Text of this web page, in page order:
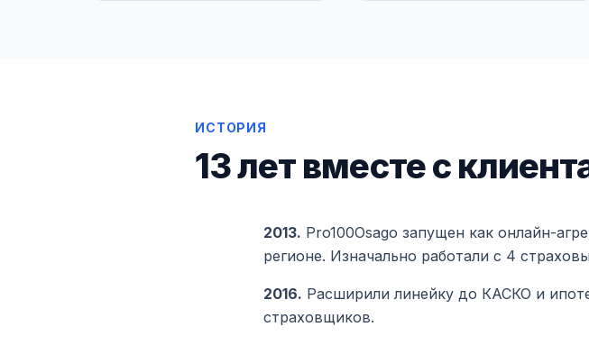
ИСТОРИЯ
13 лет вместе с
2013. Pro100Osago запущен как онлайн-
регионе. Изначально работали с 4
2016. Расширили линейку до КАСКО и
страховщиков.